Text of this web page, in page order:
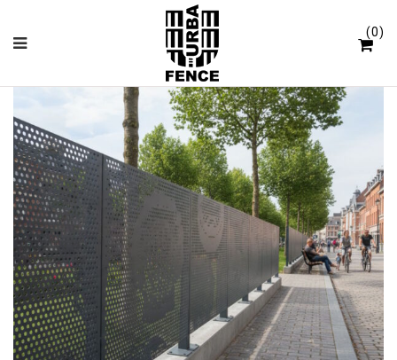
0
Panneau de gestion des cookies